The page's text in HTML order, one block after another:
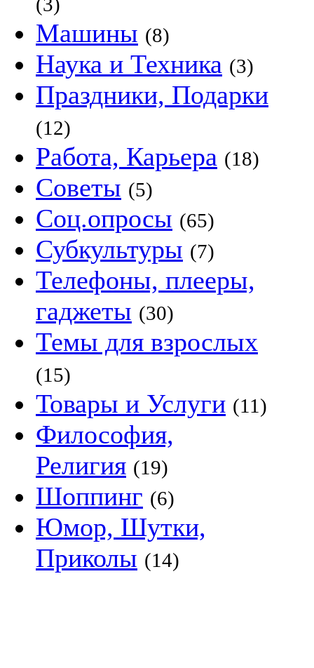
Машины (8)
Наука и Техника (3)
Праздники, Подарки
(12)
Работа, Карьера (18)
Советы (5)
Соц.опросы (65)
Субкультуры (7)
Телефоны, плееры,
гаджеты (30)
Темы для взрослых
(15)
Товары и Услуги (11)
Философия,
Религия (19)
Шоппинг (6)
Юмор, Шутки,
Приколы (14)